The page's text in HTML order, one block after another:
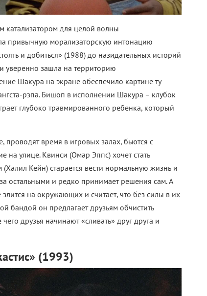
катализатором для целой волны
привычную морализаторскую интонацию
и добиться» (1988) до назидательных историй
уверенно зашла на территорию
Шакура на экране обеспечило картине ту
рэпа. Бишоп в исполнении Шакура – клубок
глубоко травмированного ребенка, который
проводят время в игровых залах, бьются с
на улице. Квинси (Омар Эппс) хочет стать
Кейн) старается вести нормальную жизнь и
остальными и редко принимает решения сам. А
на окружающих и считает, что без силы в их
бандой он предлагает друзьям обчистить
друзья начинают «сливать» друг друга и
(1993)